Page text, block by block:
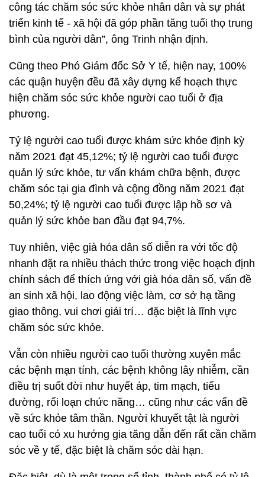
công tác chăm sóc sức khỏe nhân dân và sự phát
triển kinh tế - xã hội đã góp phần tăng tuổi thọ trung
bình của người dân”, ông Trinh nhận định.
Cũng theo Phó Giám đốc Sở Y tế, hiện nay, 100%
các quận huyện đều đã xây dựng kế hoạch thực
hiện chăm sóc sức khỏe người cao tuổi ở địa
phương.
Tỷ lệ người cao tuổi được khám sức khỏe định kỳ
năm 2021 đạt 45,12%; tỷ lệ người cao tuổi được
quản lý sức khỏe, tư vấn khám chữa bệnh, được
chăm sóc tại gia đình và cộng đồng năm 2021 đạt
50,24%; tỷ lệ người cao tuổi được lập hồ sơ và
quản lý sức khỏe ban đầu đạt 94,7%.
Tuy nhiên, việc già hóa dân số diễn ra với tốc độ
nhanh đặt ra nhiều thách thức trong việc hoạch định
chính sách để thích ứng với già hóa dân số, vấn đề
an sinh xã hội, lao động việc làm, cơ sở hạ tầng
giao thông, vui chơi giải trí… đặc biệt là lĩnh vực
chăm sóc sức khỏe.
Vẫn còn nhiều người cao tuổi thường xuyên mắc
các bệnh mạn tính, các bệnh không lây nhiễm, cần
điều trị suốt đời như huyết áp, tim mạch, tiểu
đường, rối loạn chức năng… cũng như các vấn đề
về sức khỏe tâm thần. Người khuyết tật là người
cao tuổi có xu hướng gia tăng dẫn đến rất cần chăm
sóc về y tế, đặc biệt là chăm sóc dài hạn.